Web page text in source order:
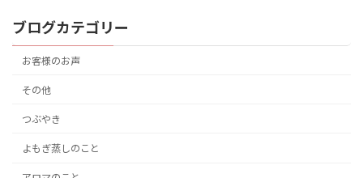
ブログカテゴリー
お客様のお声
その他
つぶやき
よもぎ蒸しのこと